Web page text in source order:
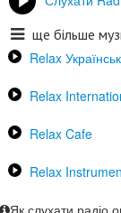
ще більше
Relax
Relax
Relax Cafe
Relax
Як слухати радіо